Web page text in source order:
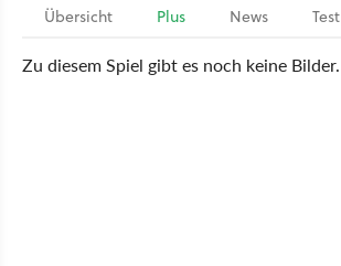
Übersicht Plus News Test
Zu diesem Spiel gibt es noch keine Bilder.